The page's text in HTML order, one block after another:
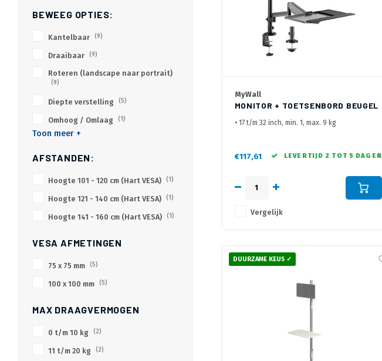
BEWEEG OPTIES:
Kantelbaar (9)
Draaibaar (9)
Roteren (landscape naar portrait)
(9)
Diepte verstelling (5)
Omhoog / Omlaag (1)
Toon meer +
AFSTANDEN:
Hoogte 101 - 120 cm (Hart VESA) (1)
Hoogte 121 - 140 cm (Hart VESA) (1)
Hoogte 141 - 160 cm (Hart VESA) (1)
VESA AFMETINGEN
75 x 75 mm (5)
100 x 100 mm (5)
MAX DRAAGVERMOGEN
0 t/m 10 kg (2)
11 t/m 20 kg (2)
MyWall
MONITOR + TOETSENBORD BEUGEL
• 17 t/m 32 inch, min. 1, max. 9 kg
• Toetsenbord en muis lapteau van 654 x 119
• Geleverd met bladklem en bladdoorvoer
€117,61 LEVERTIJD 2 TOT 5 DAGEN
Vergelijk
DUURZAME KEUS ✓